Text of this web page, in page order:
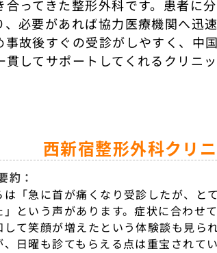
合ってきた整形外科です。患者に
、必要があれば協力医療機関へ迅
事故後すぐの受診がしやすく、中
貫してサポートしてくれるクリニッ
西新宿整形外科クリ
約：
は「急に首が痛くなり受診したが、と
」という声があります。症状に合わせ
して笑顔が増えたという体験談も見ら
日曜も診てもらえる点は重宝されてい